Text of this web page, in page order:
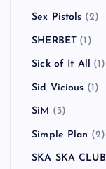
Sex Pistols (2)
SHERBET (1)
Sick of It All (1)
Sid Vicious (1)
SiM (3)
Simple Plan (2)
SKA SKA CLUB